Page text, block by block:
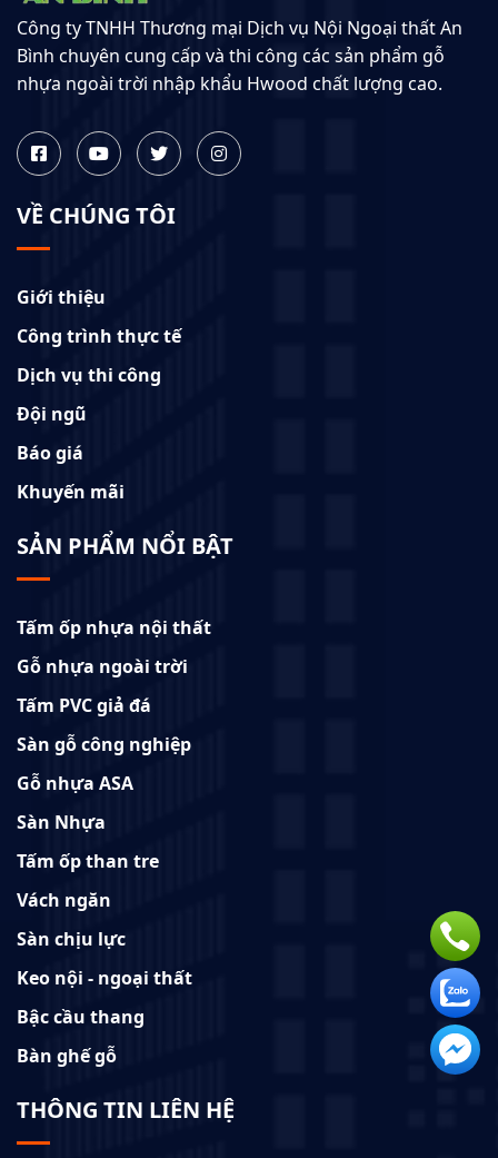
Công ty TNHH Thương mại Dịch vụ Nội Ngoại thất An
Bình chuyên cung cấp và thi công các sản phẩm gỗ
nhựa ngoài trời nhập khẩu Hwood chất lượng cao.
VỀ CHÚNG TÔI
Giới thiệu
Công trình thực tế
Dịch vụ thi công
Đội ngũ
Báo giá
Khuyến mãi
SẢN PHẨM NỔI BẬT
Tấm ốp nhựa nội thất
Gỗ nhựa ngoài trời
Tấm PVC giả đá
Sàn gỗ công nghiệp
Gỗ nhựa ASA
Sàn Nhựa
Tấm ốp than tre
Vách ngăn
Sàn chịu lực
Keo nội - ngoại thất
Bậc cầu thang
Bàn ghế gỗ
THÔNG TIN LIÊN HỆ